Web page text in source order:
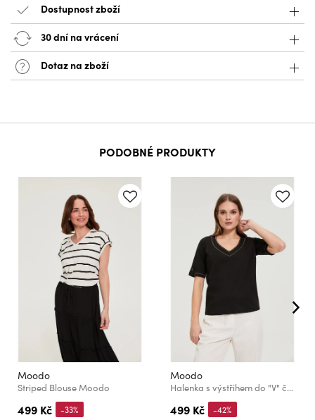
Dostupnost zboží
30 dní na vrácení
Dotaz na zboží
PODOBNÉ PRODUKTY
Moodo
Striped Blouse Moodo
499 Kč -33%
Moodo
Halenka s výstřihem do "V" černá Moodo
499 Kč -42%